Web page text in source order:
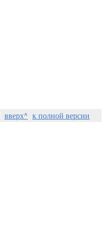
вверх^ к полной версии